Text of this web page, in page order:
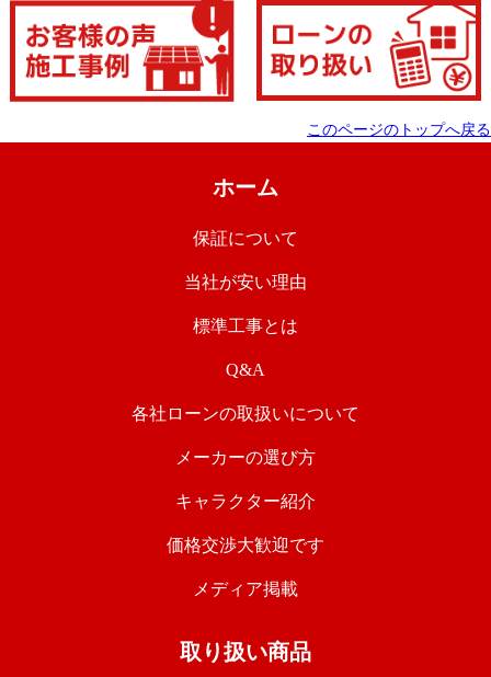
このページのトップへ戻る
ホーム
保証について
当社が安い理由
標準工事とは
Q&A
各社ローンの取扱いについて
メーカーの選び方
キャラクター紹介
価格交渉大歓迎です
メディア掲載
取り扱い商品